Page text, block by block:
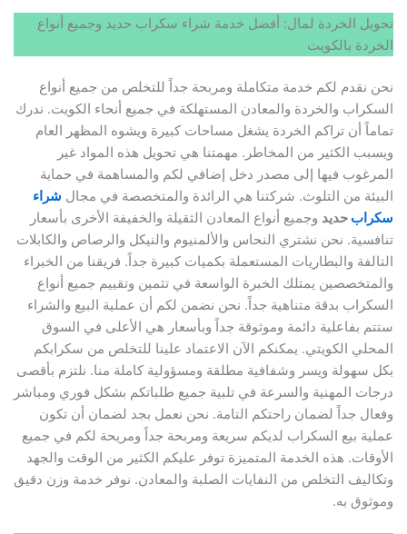
تحويل الخردة لمال: أفضل خدمة شراء سكراب حديد وجميع أنواع
الخردة بالكويت
نحن نقدم لكم خدمة متكاملة ومربحة جداً للتخلص من جميع أنواع
السكراب والخردة والمعادن المستهلكة في جميع أنحاء الكويت. ندرك
تماماً أن تراكم الخردة يشغل مساحات كبيرة ويشوه المظهر العام
ويسبب الكثير من المخاطر. مهمتنا هي تحويل هذه المواد غير
المرغوب فيها إلى مصدر دخل إضافي لكم والمساهمة في حماية
البيئة من التلوث. شركتنا هي الرائدة والمتخصصة في مجال شراء
سكرابحديدوجميع أنواع المعادن الثقيلة والخفيفة الأخرى بأسعار
تنافسية. نحن نشتري النحاس والألمنيوم والنيكل والرصاص والكابلات
التالفة والبطاريات المستعملة بكميات كبيرة جداً. فريقنا من الخبراء
والمتخصصين يمتلك الخبرة الواسعة في تثمين وتقييم جميع أنواع
السكراب بدقة متناهية جداً. نحن نضمن لكم أن عملية البيع والشراء
ستتم بفاعلية دائمة وموثوقة جداً وبأسعار هي الأعلى في السوق
المحلي الكويتي. يمكنكم الآن الاعتماد علينا للتخلص من سكرابكم
بكل سهولة ويسر وشفافية مطلقة ومسؤولية كاملة منا. نلتزم بأقصى
درجات المهنية والسرعة في تلبية جميع طلباتكم بشكل فوري ومباشر
وفعال جداً لضمان راحتكم التامة. نحن نعمل بجد لضمان أن تكون
عملية بيع السكراب لديكم سريعة ومربحة جداً ومريحة لكم في جميع
الأوقات. هذه الخدمة المتميزة توفر عليكم الكثير من الوقت والجهد
وتكاليف التخلص من النفايات الصلبة والمعادن. نوفر خدمة وزن دقيق
وموثوق به.